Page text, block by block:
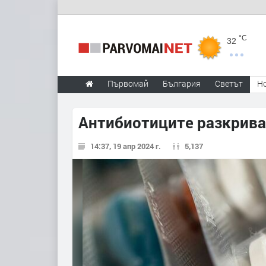
32 °C
Първомай България Светът
Антибиотиците
14:37, 19 апр 2024 г. 5,137